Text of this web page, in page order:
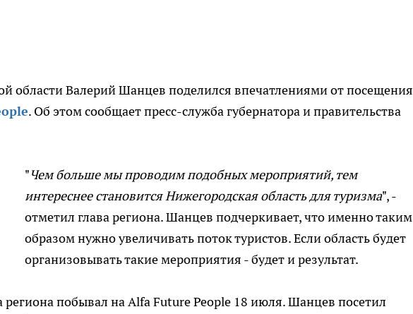
области Валерий Шанцев поделился впечатлениями от посещения
. Об этом сообщает пресс-служба губернатора и правительства
"Чем больше мы проводим подобных мероприятий, тем
интереснее становится Нижегородская область для туризма", -
отметил глава региона. Шанцев подчеркивает, что именно таким
образом нужно увеличивать поток туристов. Если область будет
организовывать такие мероприятия - будет и результат.
региона побывал на Alfa Future People 18 июля. Шанцев посетил